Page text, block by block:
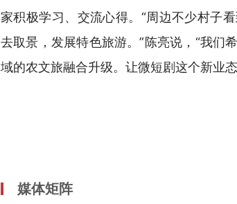
家积极学习、交流心得。“周边不少村子
去取景，发展特色旅游。”陈亮说，“我们
域的农文旅融合升级。让微短剧这个新业
媒体矩阵